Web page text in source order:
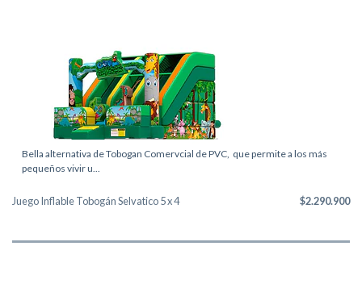
Bella alternativa de Tobogan Comervcial de PVC, que permite a los más
pequeños vivir u...
Juego Inflable Tobogán Selvatico 5 x 4 $2.290.900